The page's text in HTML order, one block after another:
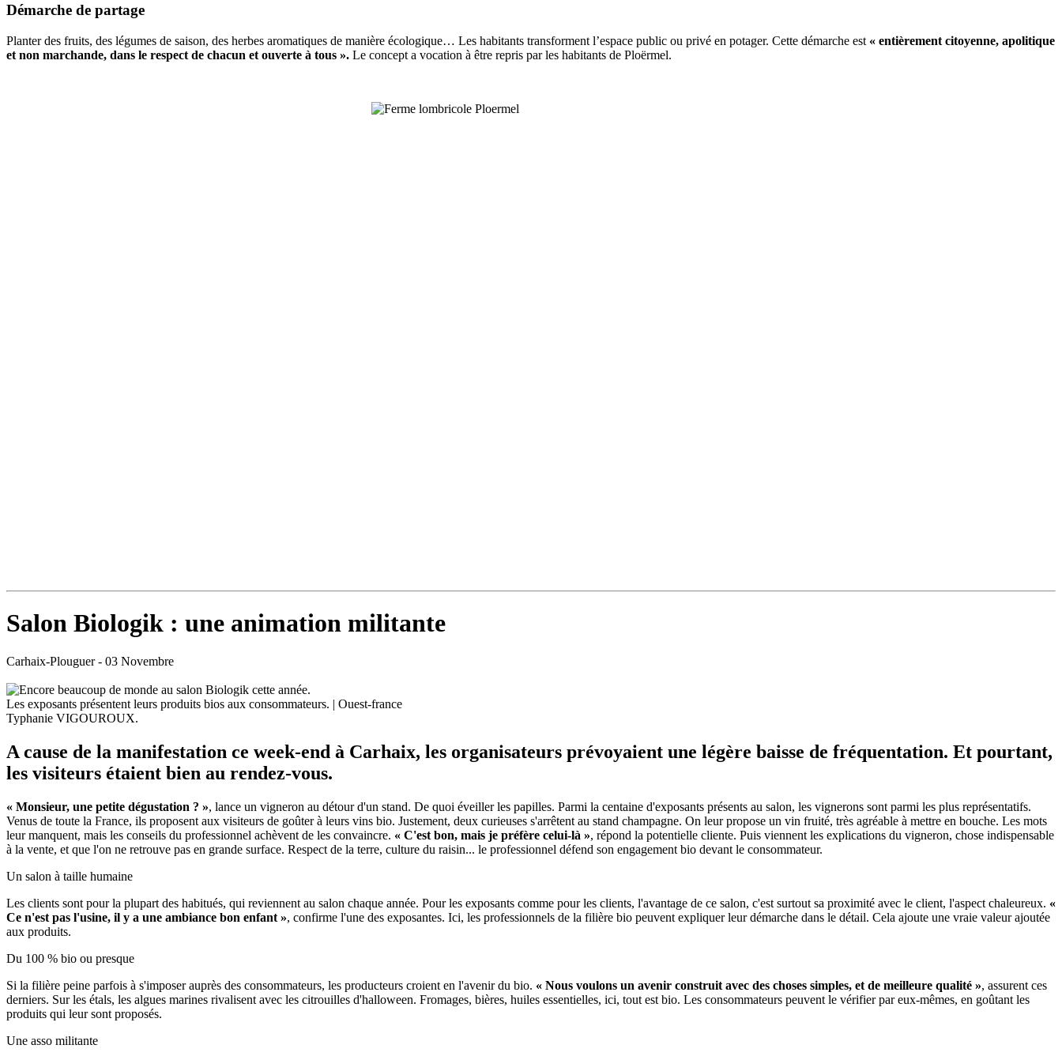
Démarche de partage
Planter des fruits, des légumes de saison, des herbes aromatiques de manière écologique… Les habitants transforment l’espace public ou privé en potager. Cette démarche est « entièrement citoyenne, apolitique
et non marchande, dans le respect de chacun et ouverte à tous ». Le concept a vocation à être repris par les habitants de Ploërmel.
Salon Biologik : une animation militante
Carhaix-Plouguer- 03 Novembre
Les exposants présentent leurs produits bios aux consommateurs. | Ouest-france
Typhanie VIGOUROUX.
A cause de la manifestation ce week-end à Carhaix, les organisateurs prévoyaient une légère baisse de fréquentation. Et pourtant,
les visiteurs étaient bien au rendez-vous.
« Monsieur, une petite dégustation ? », lance un vigneron au détour d'un stand. De quoi éveiller les papilles. Parmi la centaine d'exposants présents au salon, les vignerons sont parmi les plus représentatifs.
Venus de toute la France, ils proposent aux visiteurs de goûter à leurs vins bio. Justement, deux curieuses s'arrêtent au stand champagne. On leur propose un vin fruité, très agréable à mettre en bouche. Les mots
leur manquent, mais les conseils du professionnel achèvent de les convaincre. « C'est bon, mais je préfère celui-là », répond la potentielle cliente. Puis viennent les explications du vigneron, chose indispensable
à la vente, et que l'on ne retrouve pas en grande surface. Respect de la terre, culture du raisin... le professionnel défend son engagement bio devant le consommateur.
Un salon à taille humaine
Les clients sont pour la plupart des habitués, qui reviennent au salon chaque année. Pour les exposants comme pour les clients, l'avantage de ce salon, c'est surtout sa proximité avec le client, l'aspect chaleureux. «
Ce n'est pas l'usine, il y a une ambiance bon enfant », confirme l'une des exposantes. Ici, les professionnels de la filière bio peuvent expliquer leur démarche dans le détail. Cela ajoute une vraie valeur ajoutée
aux produits.
Du 100 % bio ou presque
Si la filière peine parfois à s'imposer auprès des consommateurs, les producteurs croient en l'avenir du bio. « Nous voulons un avenir construit avec des choses simples, et de meilleure qualité », assurent ces
derniers. Sur les étals, les algues marines rivalisent avec les citrouilles d'halloween. Fromages, bières, huiles essentielles, ici, tout est bio. Les consommateurs peuvent le vérifier par eux-mêmes, en goûtant les
produits qui leur sont proposés.
Une asso militante